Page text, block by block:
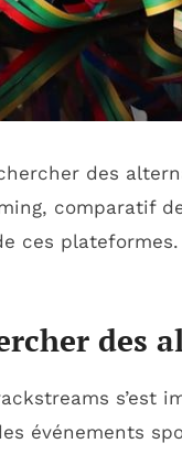
des
comparatif
ces plateformes.
des
s’est
événements